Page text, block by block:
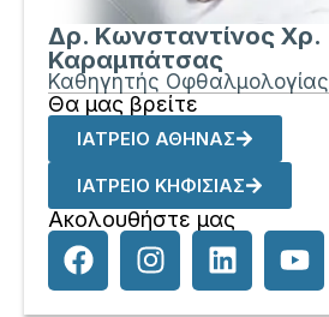
Δρ. Κωνσταντίνος Χρ.
Καραμπάτσας
Καθηγητής Οφθαλμολογίας
Θα μας βρείτε
ΙΑΤΡΕΙΟ ΑΘΗΝΑΣ
ΙΑΤΡΕΙΟ ΚΗΦΙΣΙΑΣ
Ακολουθήστε μας